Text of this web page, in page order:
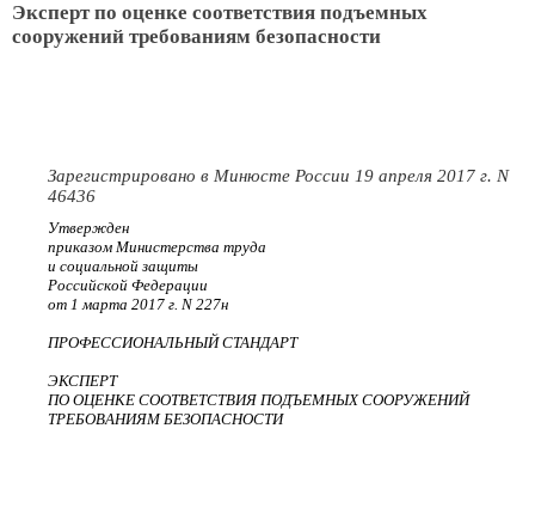
Эксперт по оценке соответствия подъемных
сооружений требованиям безопасности
Зарегистрировано в Минюсте России 19 апреля 2017 г. N
46436
Утвержден
приказом Министерства труда
и социальной защиты
Российской Федерации
от 1 марта 2017 г. N 227н
ПРОФЕССИОНАЛЬНЫЙ СТАНДАРТ
ЭКСПЕРТ
ПО ОЦЕНКЕ СООТВЕТСТВИЯ ПОДЪЕМНЫХ СООРУЖЕНИЙ
ТРЕБОВАНИЯМ БЕЗОПАСНОСТИ